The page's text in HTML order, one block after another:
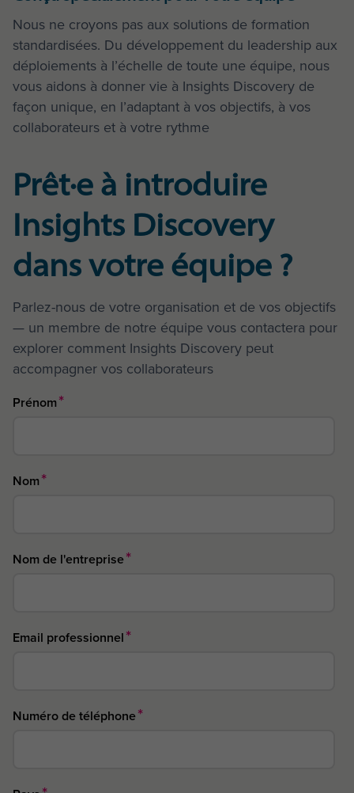
Nous ne croyons pas aux solutions de formation
standardisées. Du développement du leadership aux
déploiements à l’échelle de toute une équipe, nous
vous aidons à donner vie à Insights Discovery de
façon unique, en l’adaptant à vos objectifs, à vos
collaborateurs et à votre rythme
Prêt·e à introduire
Insights Discovery
dans votre équipe ?
Parlez-nous de votre organisation et de vos objectifs
— un membre de notre équipe vous contactera pour
explorer comment Insights Discovery peut
accompagner vos collaborateurs
Prénom*
Nom*
Nom de l'entreprise*
Email professionnel*
Numéro de téléphone*